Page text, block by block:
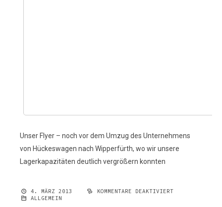
Unser Flyer – noch vor dem Umzug des Unternehmens
von Hückeswagen nach Wipperfürth, wo wir unsere
Lagerkapazitäten deutlich vergrößern konnten
4. MÄRZ 2013 KOMMENTARE DEAKTIVIERTFÜR
ALLGEMEIN